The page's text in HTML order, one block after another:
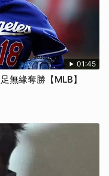
01:45
無緣奪勝【MLB】